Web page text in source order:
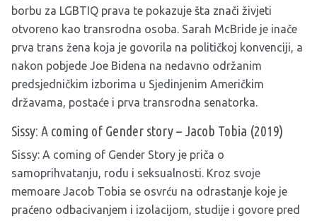
borbu za LGBTIQ prava te pokazuje šta znači živjeti
otvoreno kao transrodna osoba. Sarah McBride je inače
prva trans žena koja je govorila na političkoj konvenciji, a
nakon pobjede Joe Bidena na nedavno održanim
predsjedničkim izborima u Sjedinjenim Američkim
državama, postaće i prva transrodna senatorka.
Sissy: A coming of Gender story – Jacob Tobia (2019)
Sissy: A coming of Gender Story je priča o
samoprihvatanju, rodu i seksualnosti. Kroz svoje
memoare Jacob Tobia se osvrću na odrastanje koje je
praćeno odbacivanjem i izolacijom, studije i govore pred